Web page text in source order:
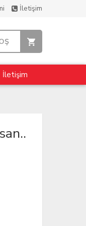
İletişim
İletişim